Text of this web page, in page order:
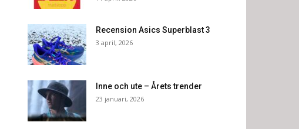
Recension Asics Superblast 3
3 april, 2026
Inne och ute – Årets trender
23 januari, 2026